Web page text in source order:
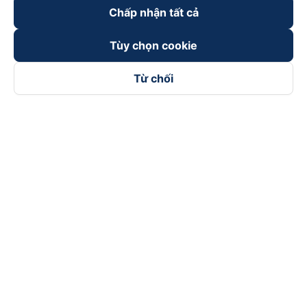
Chấp nhận tất cả
Tùy chọn cookie
Từ chối